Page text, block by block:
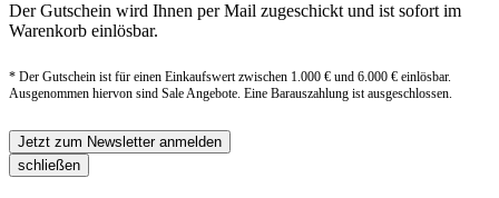
Der Gutschein wird Ihnen per Mail zugeschickt und ist sofort im
Warenkorb einlösbar.
* Der Gutschein ist für einen Einkaufswert zwischen 1.000 € und 6.000 € einlösbar.
Ausgenommen hiervon sind Sale Angebote. Eine Barauszahlung ist ausgeschlossen.
Jetzt zum Newsletter anmelden
schließen